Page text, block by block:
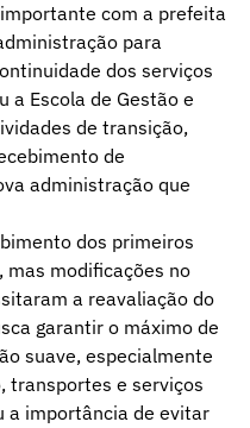
com a prefeita
para
dos serviços
a Escola de Gestão e
de transição,
de
administração que
dos primeiros
mas modificações no
a reavaliação do
garantir o máximo de
suave, especialmente
transportes e serviços
a importância de evitar